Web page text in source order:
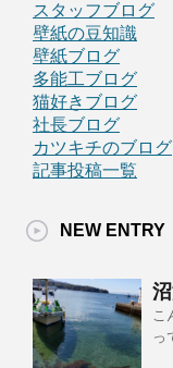
スタッフブログ
壁紙の豆知識
壁紙ブログ
多能工ブログ
猫好きブログ
社長ブログ
カツキチのブログ
記事投稿一覧
NEW ENTRY
こ
っ